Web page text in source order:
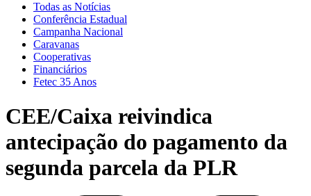
Todas as Notícias
Conferência Estadual
Campanha Nacional
Caravanas
Cooperativas
Financiários
Fetec 35 Anos
CEE/Caixa reivindica
antecipação do pagamento da
segunda parcela da PLR